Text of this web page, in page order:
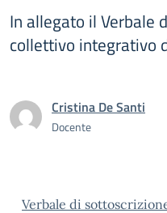
In allegato il Verbale
collettivo integrativo
Cristina De Santi
Docente
Verbale di